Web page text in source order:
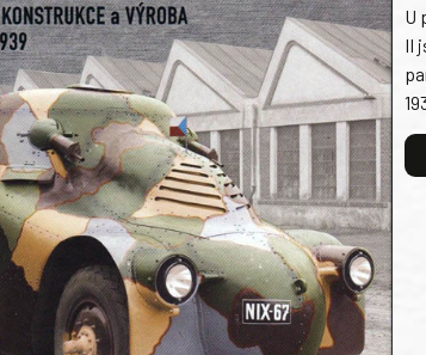
U
II